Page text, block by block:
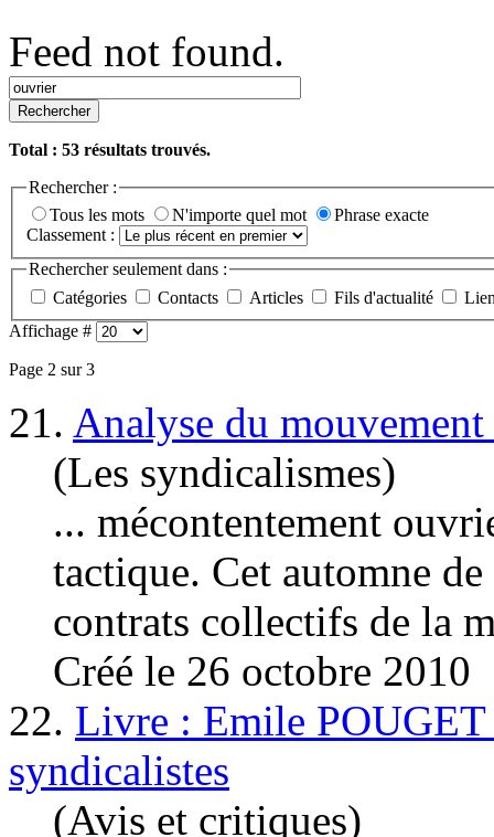
Feed not found.
Rechercher
Total : 53 résultats trouvés.
Rechercher :
Tous les mots
N'importe quel mot
Phrase exacte
Classement :
Rechercher seulement dans :
Catégories
Contacts Articles Fils d'actualité
Affichage #
Page 2 sur 3
21. Analyse du
(Les syndicalismes)
... mécontentement
tactique. Cet automne
contrats collectifs de la
Créé le 26 octobre 2010
22. Livre : Emile POUGET
syndicalistes
(Avis et critiques)